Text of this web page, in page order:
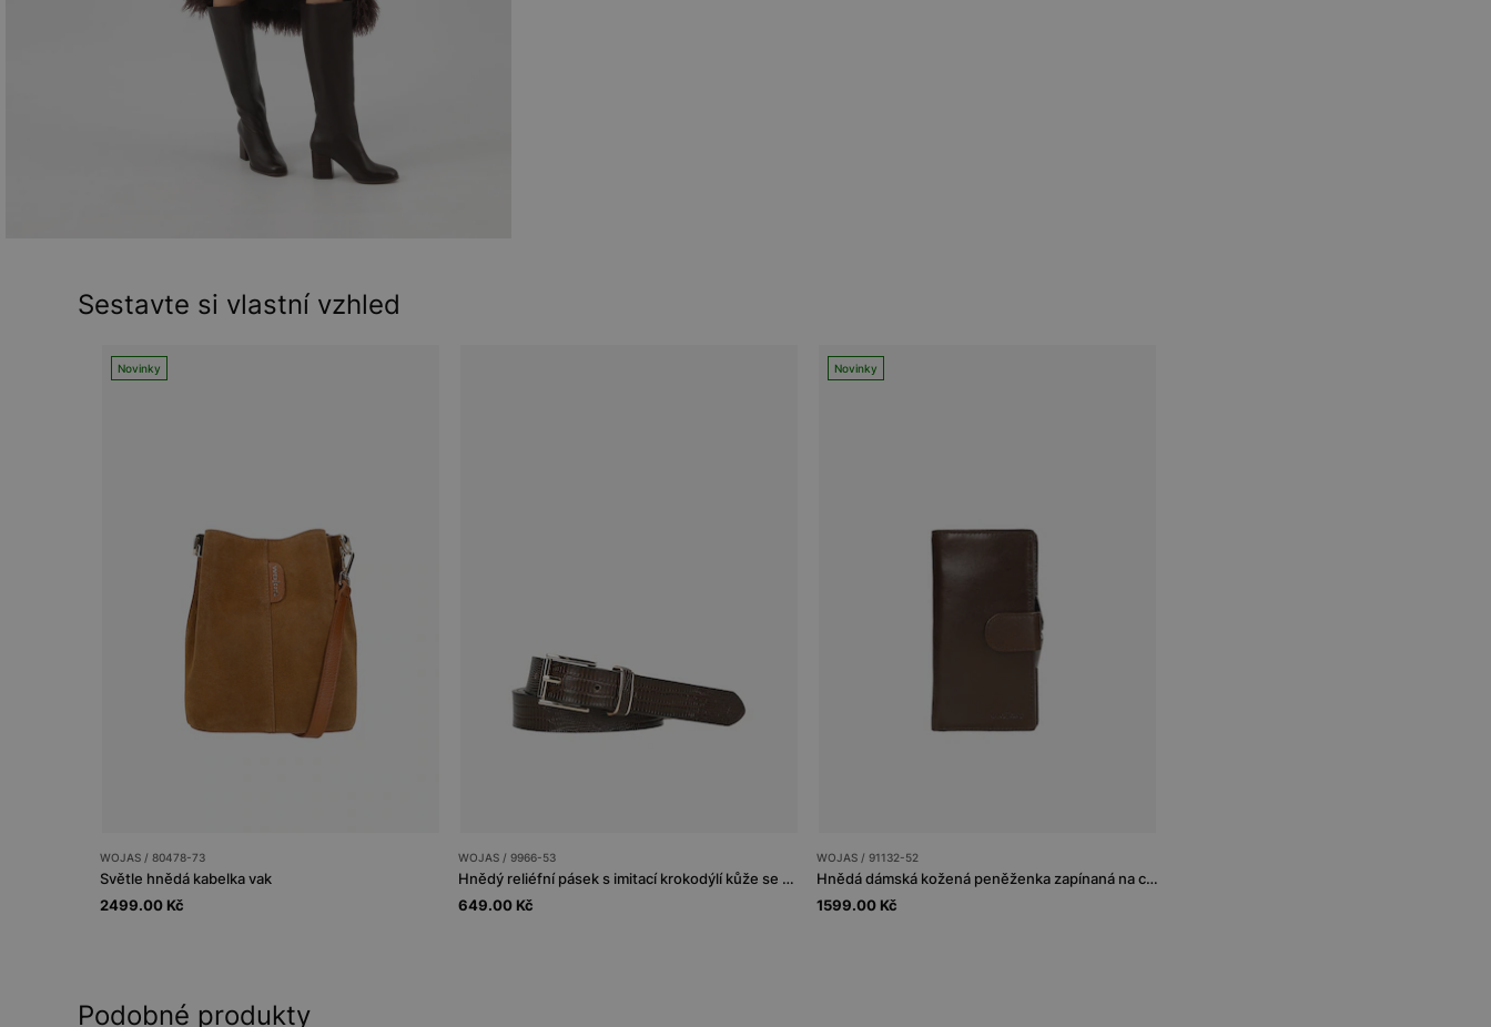
Sestavte si vlastní vzhled
Novinky
WOJAS / 80478-73
Světle hnědá kabelka vak
2499.00 Kč
WOJAS / 9966-53
Hnědý reliéfní pásek s imitací krokodýlí kůže se zlatými doplňky
649.00 Kč
Novinky
WOJAS / 91132-52
Hnědá dámská kožená peněženka zapínaná na cvočkový uzávěr
1599.00 Kč
Podobné produkty